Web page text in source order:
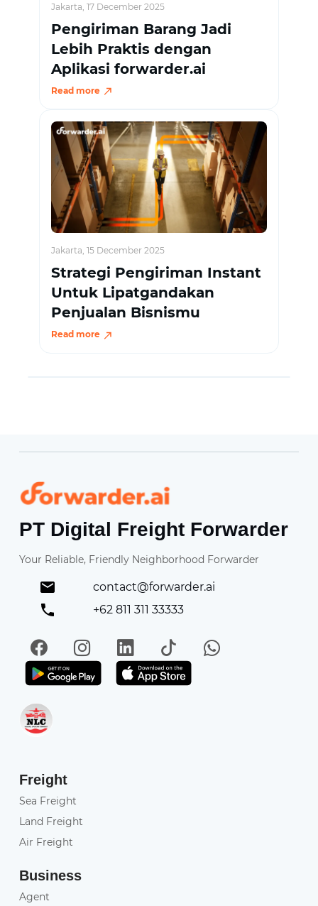
Jakarta, 17 December 2025
Pengiriman Barang Jadi
Lebih Praktis dengan
Aplikasi forwarder.ai
Read more
Jakarta, 15 December 2025
Strategi Pengiriman Instant
Untuk Lipatgandakan
Penjualan Bisnismu
Read more
Forwarder
PT Digital Freight Forwarder
Your Reliable, Friendly Neighborhood Forwarder
contact@forwarder.ai
+62 811 311 33333
FacebookInstagramLinkedIn
TikTokWhatsApp
Get it on Play StoreGet in on App Store
Freight
Sea Freight
Land Freight
Air Freight
Business
Agent